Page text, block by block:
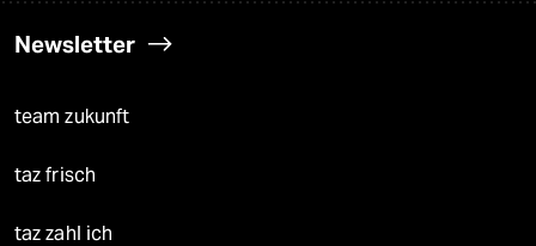
Newsletter
team zukunft
taz frisch
taz zahl ich